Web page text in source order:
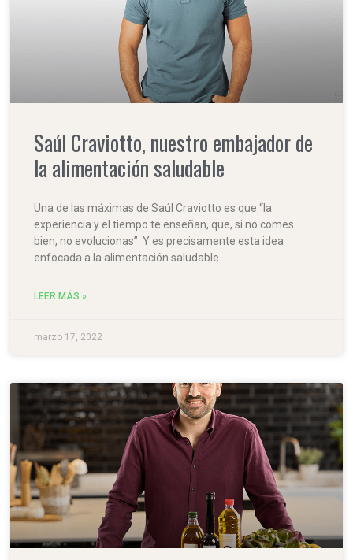
Saúl Craviotto, nuestro embajador de
la alimentación saludable
Una de las máximas de Saúl Craviotto es que “la
experiencia y el tiempo te enseñan, que, si no comes
bien, no evolucionas”. Y es precisamente esta idea
enfocada a la alimentación saludable…
LEER MÁS »
marzo 17, 2022